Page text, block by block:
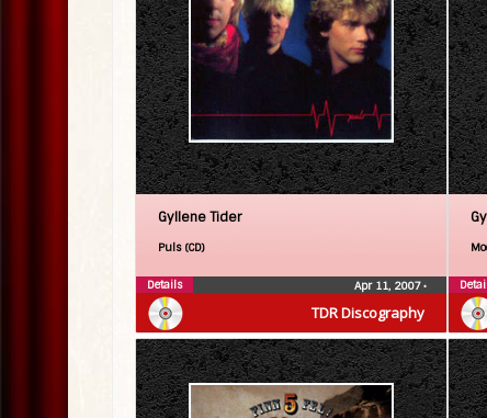
TDR Discography
Gyllene Tider
Puls (CD)
Apr 11, 2007•
Details